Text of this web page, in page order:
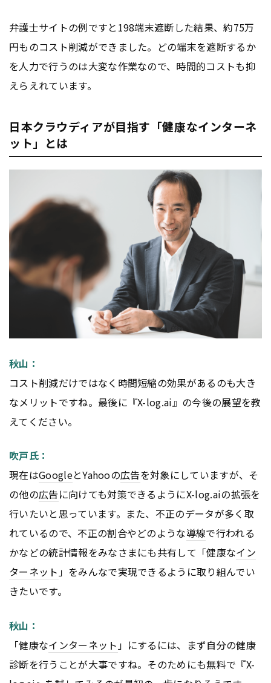
弁護士サイトの例ですと198端末遮断した結果、約75万
円ものコスト削減ができました。どの端末を遮断するか
を人力で行うのは大変な作業なので、時間的コストも抑
えらえれています。
日本クラウディアが目指す「健康なインターネ
ット」とは
秋山：
コスト削減だけではなく時間短縮の効果があるのも大き
なメリットですね。最後に『X-log.ai』の今後の展望を教
えてください。
吹戸氏：
現在はGoogleとYahooの広告を対象にしていますが、そ
の他の広告に向けても対策できるようにX-log.aiの拡張を
行いたいと思っています。また、不正のデータが多く取
れているので、不正の割合やどのような導線で行われる
かなどの統計情報をみなさまにも共有して「健康なイン
ターネット」をみんなで実現できるように取り組んでい
きたいです。
秋山：
「健康なインターネット」にするには、まず自分の健康
診断を行うことが大事ですね。そのためにも無料で『X-